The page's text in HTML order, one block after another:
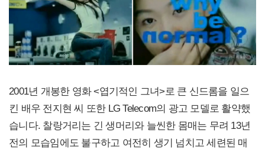
2001년 개봉한 영화 <엽기적인 그녀>로 큰 신드롬을 일으
킨 배우 전지현 씨 또한 LG Telecom의 광고 모델로 활약했
습니다. 찰랑거리는 긴 생머리와 늘씬한 몸매는 무려 13년
전의 모습임에도 불구하고 여전히 생기 넘치고 세련된 매